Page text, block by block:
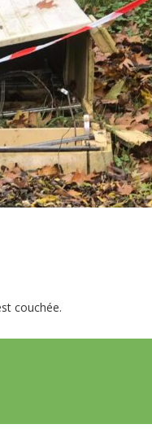
couchée.